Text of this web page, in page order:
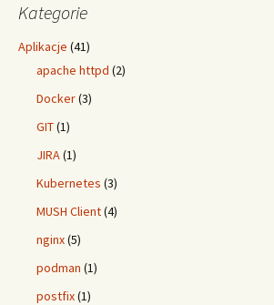
Kategorie
Aplikacje (41)
apache httpd (2)
Docker(3)
GIT(1)
JIRA(1)
Kubernetes (3)
MUSH Client(4)
nginx(5)
podman (1)
postfix(1)